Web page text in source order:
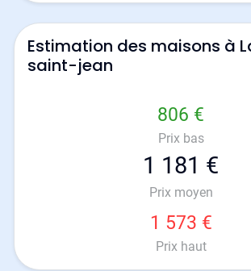
Estimation des maisons à
saint-jean
806 €
Prix bas
1 181 €
Prix moyen
1 573 €
Prix haut